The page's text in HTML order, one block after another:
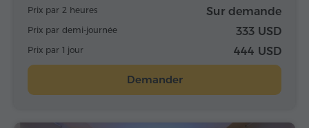
Prix par 2 heures Sur demande
Prix par demi-journée 333 USD
Prix par 1 jour 444 USD
Demander